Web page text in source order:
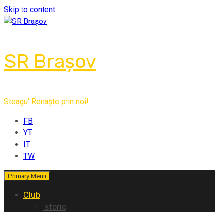
Skip to content
SR Brașov
Steagu' Renaște prin noi!
FB
YT
IT
TW
Primary Menu
Club
Istoric